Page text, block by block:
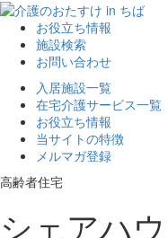
お役立ち情報
施設検索
お問い合わせ
入居施設一覧
在宅介護サービス一覧
お役立ち情報
当サイトの特徴
メルマガ登録
高齢者住宅
シェアハ